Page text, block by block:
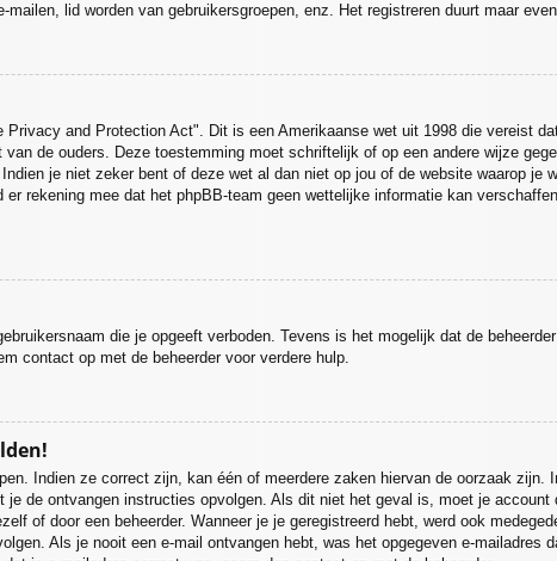
lid worden van gebruikersgroepen, enz. Het registreren duurt maar
Privacy and Protection Act". Dit is een Amerikaanse wet uit 1998 die vereist
de ouders. Deze toestemming moet schriftelijk of op een andere wijze
je niet zeker bent of deze wet al dan niet op jou of de website waarop je
rekening mee dat het phpBB-team geen wettelijke informatie kan
die je opgeeft verboden. Tevens is het mogelijk dat de
contact op met de beheerder voor verdere hulp.
Indien ze correct zijn, kan één of meerdere zaken hiervan de oorzaak zijn.
de ontvangen instructies opvolgen. Als dit niet het geval is, moet je
of door een beheerder. Wanneer je je geregistreerd hebt, werd ook
Als je nooit een e-mail ontvangen hebt, was het opgegeven e-mailadres